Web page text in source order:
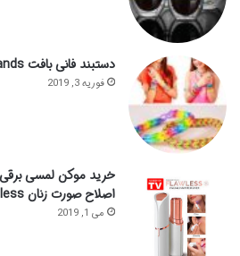
دستبند فانی بافت Loom Bands
فوریه 3, 2019
خرید موکن لمسی
اصلاح صورت زنان Flawless
می 1, 2019